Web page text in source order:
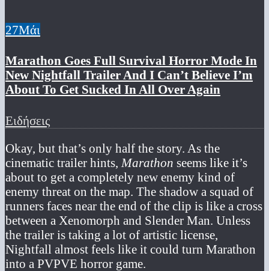
27Μάι
Marathon Goes Full Survival Horror Mode In
New Nightfall Trailer And I Can’t Believe I’m
About To Get Sucked In All Over Again
Ειδήσεις
Okay, but that’s only half the story. As the
cinematic trailer hints, Marathon seems like it’s
about to get a completely new enemy kind of
enemy threat on the map. The shadow a squad of
runners faces near the end of the clip is like a cross
between a Xenomorph and Slender Man. Unless
the trailer is taking a lot of artistic license,
Nightfall almost feels like it could turn Marathon
into a PVPVE horror game.